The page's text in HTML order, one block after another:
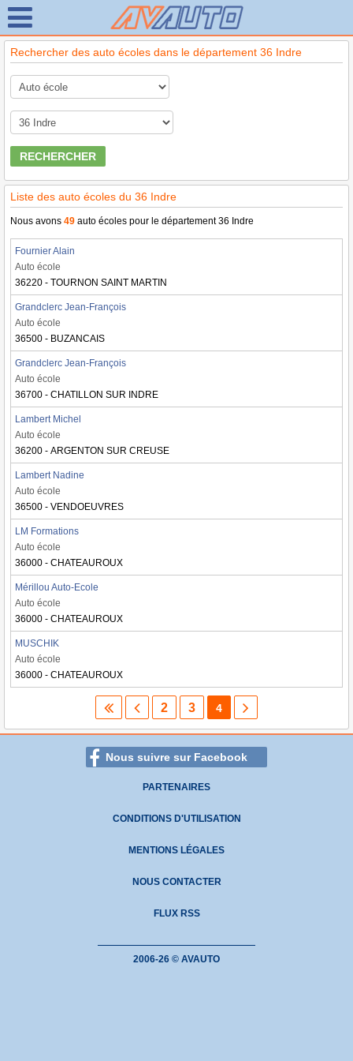
Rechercher des auto écoles dans le département 36 Indre
RECHERCHER
Liste des auto écoles du 36 Indre
Nous avons 49 auto écoles pour le département 36 Indre
Fournier Alain
Auto école
36220 - TOURNON SAINT MARTIN
Grandclerc Jean-François
Auto école
36500 - BUZANCAIS
Grandclerc Jean-François
Auto école
36700 - CHATILLON SUR INDRE
Lambert Michel
Auto école
36200 - ARGENTON SUR CREUSE
Lambert Nadine
Auto école
36500 - VENDOEUVRES
LM Formations
Auto école
36000 - CHATEAUROUX
Mérillou Auto-Ecole
Auto école
36000 - CHATEAUROUX
MUSCHIK
Auto école
36000 - CHATEAUROUX
2 3 4
Nous suivre sur Facebook
PARTENAIRES
CONDITIONS D'UTILISATION
MENTIONS LÉGALES
NOUS CONTACTER
FLUX RSS
2006-26 © AVAUTO